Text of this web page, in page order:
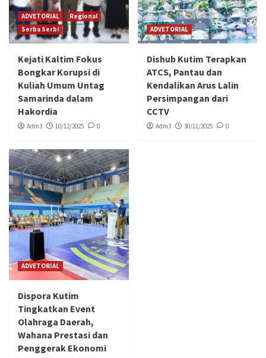
ADVETORIAL
Regional
Serba Serbi
Kejati Kaltim Fokus
Bongkar Korupsi di
Kuliah Umum Untag
Samarinda dalam
Hakordia
Adm3 10/12/2025 0
ADVETORIAL
Dishub Kutim Terapkan
ATCS, Pantau dan
Kendalikan Arus Lalin
Persimpangan dari
CCTV
Adm3 30/11/2025 0
ADVETORIAL
Dispora Kutim
Tingkatkan Event
Olahraga Daerah,
Wahana Prestasi dan
Penggerak Ekonomi